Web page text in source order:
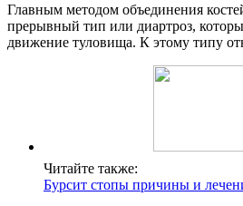
Главным методом объединения
прерывный тип или диартроз,
движение туловища. К этому типу
Читайте также:
Бурсит стопы причины и